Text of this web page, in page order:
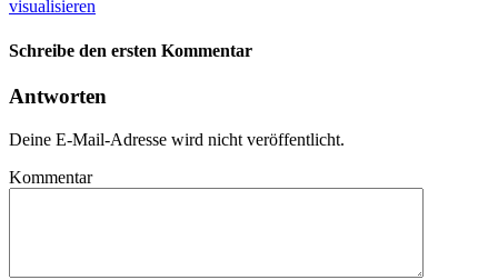
visualisieren
Schreibe den ersten Kommentar
Antworten
Deine E-Mail-Adresse wird nicht veröffentlicht.
Kommentar